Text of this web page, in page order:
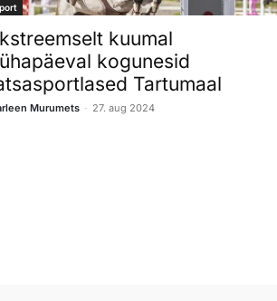
kuumal
kogunesid
Tartumaal
Murumets - 27. aug 2024